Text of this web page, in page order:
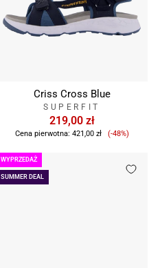
Criss Cross Blue
SUPERFIT
219,00 zł
Cena pierwotna: 421,00 zł
Cena
(-48%)
SUMMER DEAL
WYPRZEDAŻ